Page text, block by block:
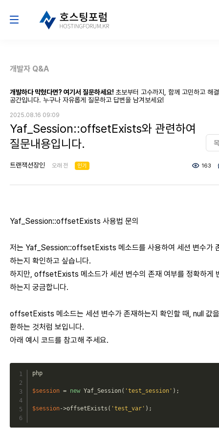
개발자 Q&A
개발하다 막혔다면? 여기서 질문하세요! 초보부터 고수까지, 함께 고민하고 해
공간입니다. 누구나 자유롭게 질문하고 답변을 남겨보세요!
2025.08.16 09:09
Yaf_Session::offsetExists와 관련하여
질문내용입니다.
트랜잭션장인 오래 전 인기 163
Yaf_Session::offsetExists 사용법 문의
저는 Yaf_Session::offsetExists 메소드를 사용하여 세션 변수가
하는지 확인하고 싶습니다.
하지만, offsetExists 메소드가 세션 변수의 존재 여부를 정확하게
하는지 궁금합니다.
offsetExists 메소드는 세션 변수가 존재하는지 확인할 때, null 값
환하는 것처럼 보입니다.
아래 예시 코드를 참고해 주세요.
php
$session = new Yaf_Session( 'test_session' ) ;
$session->offsetExists ( 'test_var' ) ;